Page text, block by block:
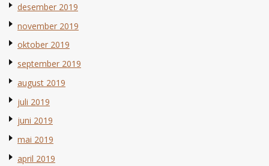
desember 2019
november 2019
oktober 2019
september 2019
august 2019
juli 2019
juni 2019
mai 2019
april 2019